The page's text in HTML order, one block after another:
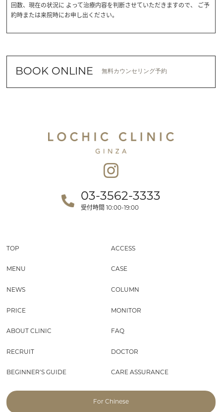
回数、現在の状況に よって治療内容を判断させていただきますので、 ご予
約時または来院時にお申し出ください。
BOOK ONLINE 無料カウンセリング予約
03-3562-3333
受付時間 10:00-19:00
TOP ACCESS
MENU CASE
NEWS COLUMN
PRICE MONITOR
ABOUT CLINIC FAQ
RECRUIT DOCTOR
BEGINNER’S GUIDE CARE ASSURANCE
For Chinese